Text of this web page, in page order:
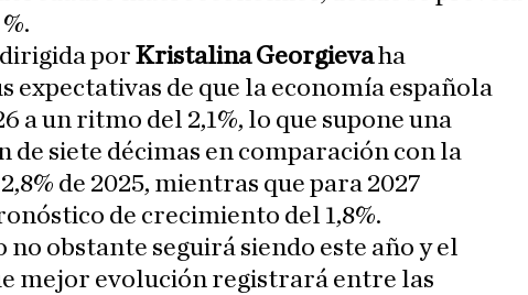
por Kristalina Georgievaha
expectativas de que la economía española
a un ritmo del 2,1%, lo que supone una
de siete décimas en comparación con la
de 2025, mientras que para 2027
de crecimiento del 1,8%.
obstante seguirá siendo este año y el
mejor evolución registrará entre las